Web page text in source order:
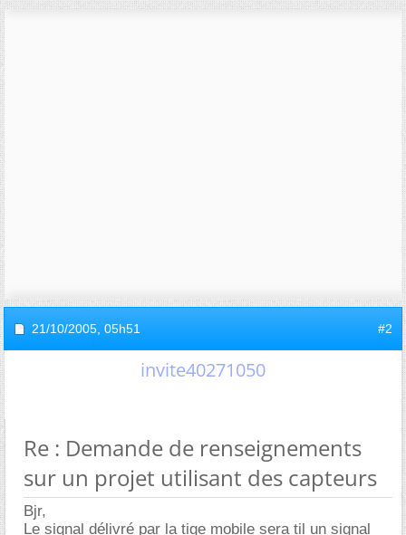
21/10/2005, 05h51 #2
invite40271050
Re : Demande de renseignements
sur un projet utilisant des capteurs
Bjr,
Le signal délivré par la tige mobile sera til un signal